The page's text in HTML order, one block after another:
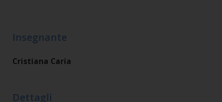
Insegnante
Cristiana Caria
Dettagli